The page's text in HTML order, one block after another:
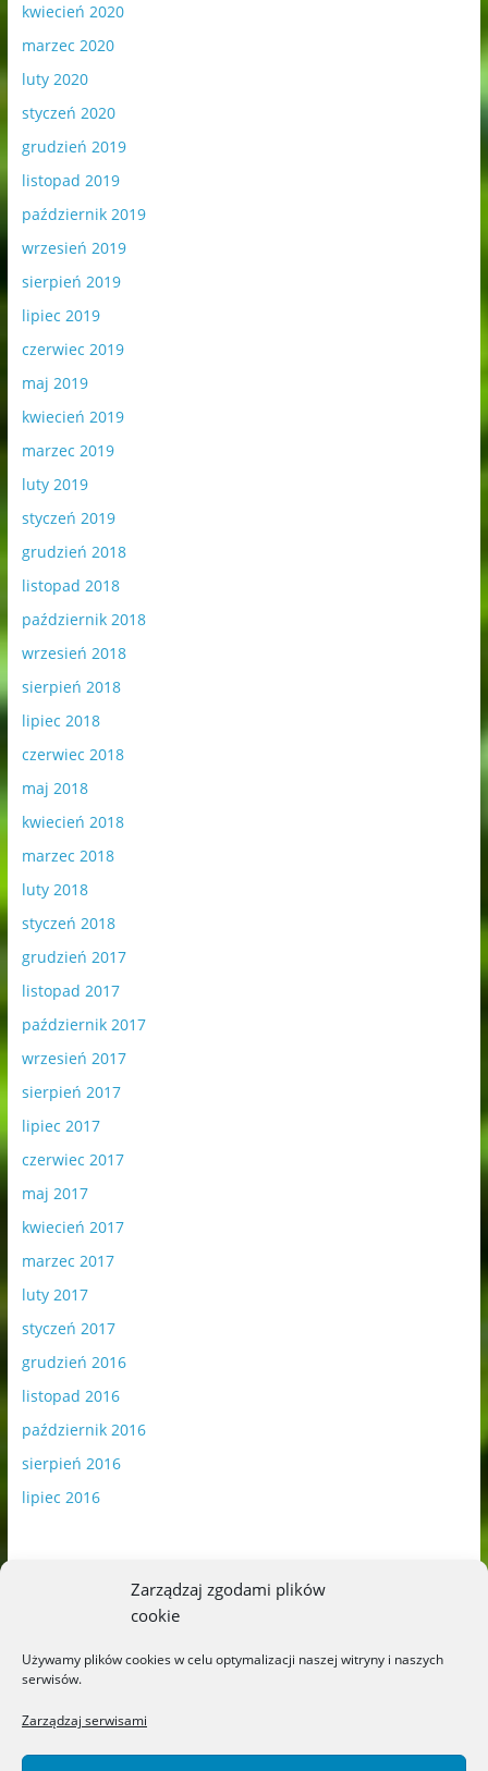
Zarządzaj zgodami plików
cookie
Używamy plików cookies w celu optymalizacji naszej witryny i naszych
serwisów.
Zarządzaj serwisami
kwiecień 2020
marzec 2020
luty 2020
styczeń 2020
grudzień 2019
listopad 2019
październik 2019
wrzesień 2019
sierpień 2019
lipiec 2019
czerwiec 2019
maj 2019
kwiecień 2019
marzec 2019
luty 2019
styczeń 2019
grudzień 2018
listopad 2018
październik 2018
wrzesień 2018
sierpień 2018
lipiec 2018
czerwiec 2018
maj 2018
kwiecień 2018
marzec 2018
luty 2018
styczeń 2018
grudzień 2017
listopad 2017
październik 2017
wrzesień 2017
sierpień 2017
lipiec 2017
czerwiec 2017
maj 2017
kwiecień 2017
marzec 2017
luty 2017
styczeń 2017
grudzień 2016
listopad 2016
październik 2016
sierpień 2016
lipiec 2016